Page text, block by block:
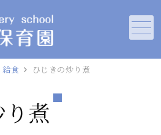
給食 ひじきの炒り煮
煮